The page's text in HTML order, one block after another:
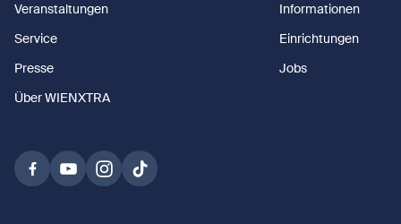
Veranstaltungen
Informationen
Service
Einrichtungen
Presse
Jobs
Über WIENXTRA